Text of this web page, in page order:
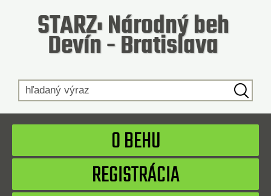
STARZ: Národný beh
Devín - Bratislava
O BEHU
REGISTRÁCIA